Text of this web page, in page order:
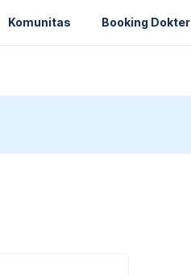
Komunitas Booking Dokter